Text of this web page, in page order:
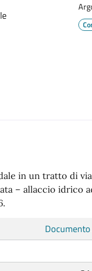
in un tratto di
– allaccio idrico